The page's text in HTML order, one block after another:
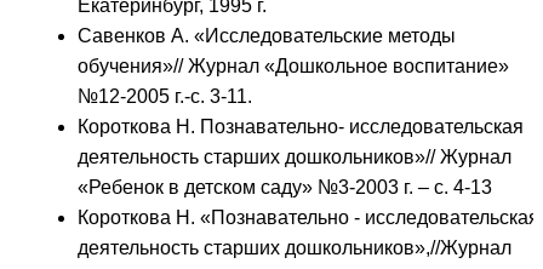
Екатеринбург, 1995 г.
Савенков А. «Исследовательские методы
обучения»// Журнал «Дошкольное воспитание»
№12-2005 г.-с. 3-11.
Короткова Н. Познавательно- исследовательская
деятельность старших дошкольников»// Журнал
«Ребенок в детском саду» №3-2003 г. – с. 4-13
Короткова Н. «Познавательно - исследовательская
деятельность старших дошкольников»,//Журнал